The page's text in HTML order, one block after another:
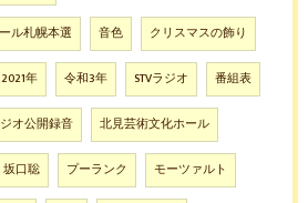
ル札幌本選 音色 クリスマスの飾り
2021年 令和3年 STVラジオ 番組表
ジオ公開録音 北見芸術文化ホール
坂口聡 プーランク モーツァルト